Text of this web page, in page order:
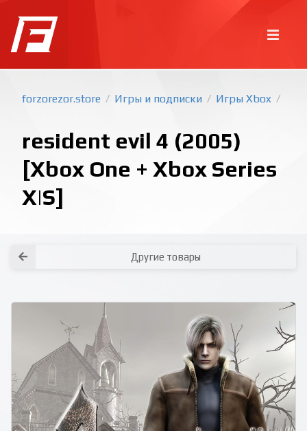
forzorezor.store / Игры и подписки / Игры Xbox /
resident evil 4 (2005)
[Xbox One + Xbox Series
X|S]
Другие товары